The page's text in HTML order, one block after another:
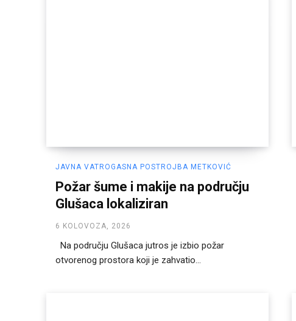
JAVNA VATROGASNA POSTROJBA METKOVIĆ
Požar šume i makije na području
Glušaca lokaliziran
6 KOLOVOZA, 2026
Na području Glušaca jutros je izbio požar
otvorenog prostora koji je zahvatio...